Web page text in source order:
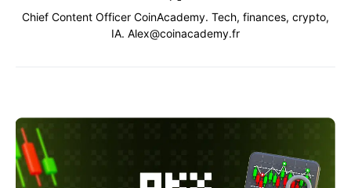
Chief Content Officer CoinAcademy. Tech, finances, crypto,
IA. Alex@coinacademy.fr